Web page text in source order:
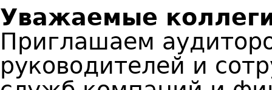
Уважаемые
Приглашаем
руководителей и